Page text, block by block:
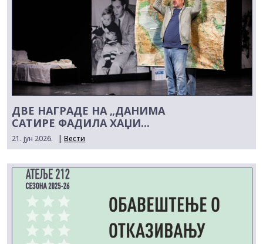
ДВЕ НАГРАДЕ НА „ДАНИМА
САТИРЕ ФАДИЛА ХАЏИ...
21. јун 2026. | Вести